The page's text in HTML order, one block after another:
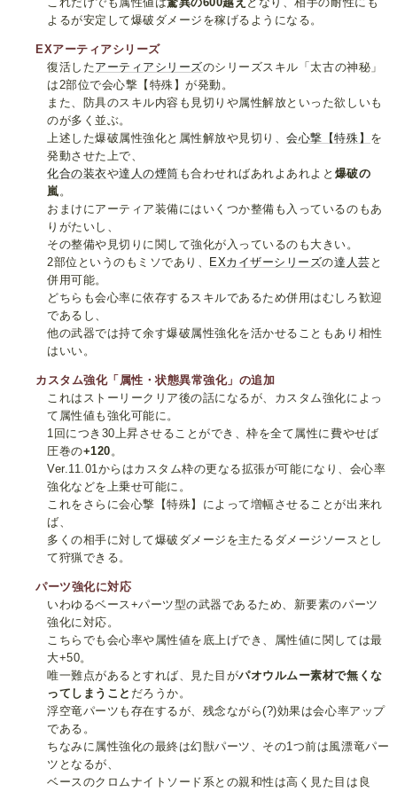
よるが安定して爆破ダメージを稼げるようになる。
EXアーティアシリーズ
復活したアーティアシリーズのシリーズスキル「太古の神秘」
は2部位で会心撃【特殊】が発動。
また、防具のスキル内容も見切りや属性解放といった欲しいも
のが多く並ぶ。
上述した爆破属性強化と属性解放や見切り、会心撃【特殊】 を
発動させた上で、
化合の装衣や達人の煙筒 も合わせればあれよあれよと 爆破の
嵐。
おまけにアーティア装備にはいくつか整備も入っているのもあ
りがたいし、
その整備や見切りに関して強化が入っているのも大きい。
2部位というのもミソであり、
EXカイザーシリーズの達人芸 と
併用可能。
どちらも会心率に依存するスキルであるため併用はむしろ歓迎
であるし、
他の武器では持て余す爆破属性強化を活かせることもあり相性
はいい。
カスタム強化「属性・状態異常強化」の追加
これはストーリークリア後の話になるが、カスタム強化によっ
て属性値も強化可能に。
1回につき30上昇させることができ、枠を全て属性に費やせば
圧巻の+120。
Ver.11.01からはカスタム枠の更なる拡張が可能になり、会心率
強化などを上乗せ可能に。
これをさらに会心撃【特殊】によって増幅させることが出来れ
ば、
多くの相手に対して爆破ダメージを主たるダメージソースとし
て狩猟できる。
パーツ強化に対応
いわゆるベース+パーツ型の武器であるため、新要素のパーツ
強化に対応。
こちらでも会心率や属性値を底上げでき、属性値に関しては最
大+50。
唯一難点があるとすれば、見た目がパオウルムー素材で無くな
ってしまうこと だろうか。
浮空竜パーツも存在するが、残念ながら(?)効果は会心率アップ
である。
ちなみに属性強化の最終は幻獣パーツ、その1つ前は風漂竜パー
ツとなるが、
ベースのクロムナイトソード系との親和性は高く見た目は良